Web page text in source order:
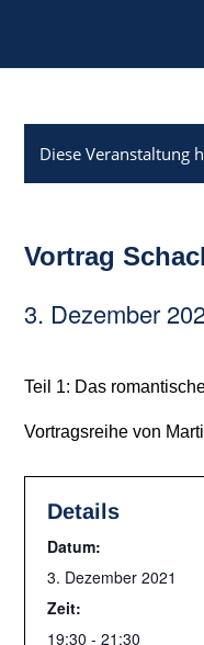
Diese Veranstaltung
Vortrag
3. Dezember
Teil 1: Das
Vortragsreihe von
Details
Datum:
3. Dezember 2021
Zeit:
19:30 - 21:30